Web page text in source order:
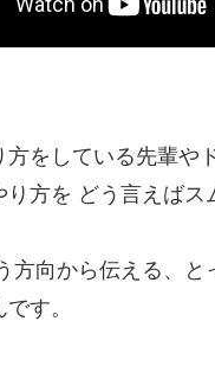
方をしている先輩や
り方を どう言えばス
方向から伝える、と
す。